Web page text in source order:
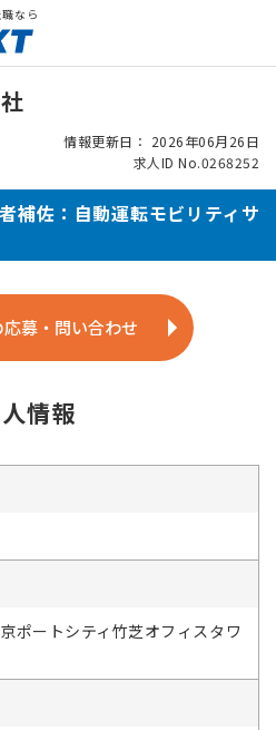
なら
情報更新日： 2026年06月26日
求人ID No.0268252
補佐：自動運転モビリティサ
募・問い合わせ
情報
ートシティ竹芝オフィスタワ